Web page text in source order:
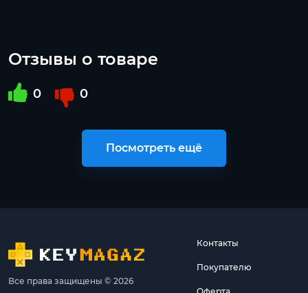
Отзывы о товаре
0 0
Посмотреть ещё
Все права защищены © 2026
Контакты
Покупателю